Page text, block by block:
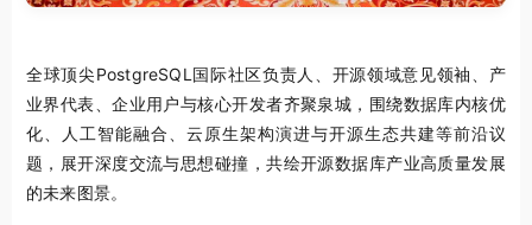
全球顶尖PostgreSQL国际社区负责人、开源领域意见领袖、产
业界代表、企业用户与核心开发者齐聚泉城，围绕数据库内核优
化、人工智能融合、云原生架构演进与开源生态共建等前沿议
题，展开深度交流与思想碰撞，共绘开源数据库产业高质量发展
的未来图景。